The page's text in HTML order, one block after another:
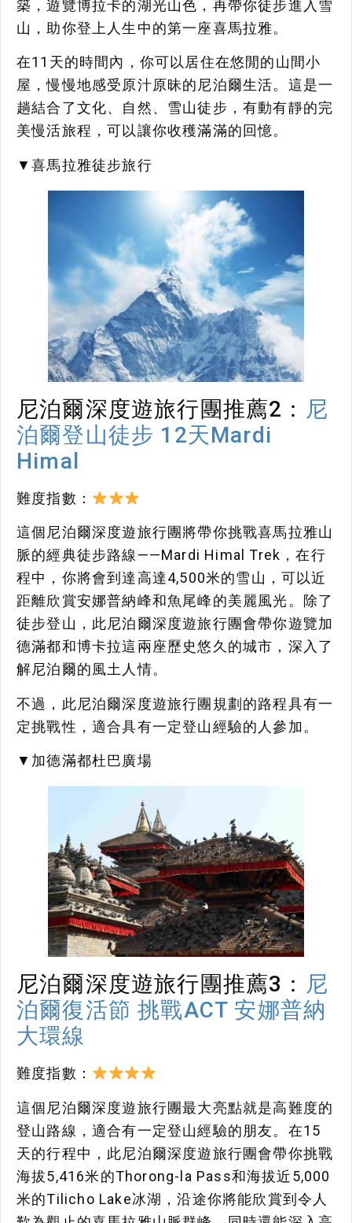
築，遊覽博拉卡的湖光山色，再帶你徒步進入雪
山，助你登上人生中的第一座喜馬拉雅。
在11天的時間內，你可以居住在悠閒的山間小
屋，慢慢地感受原汁原昧的尼泊爾生活。這是一
趟結合了文化、自然、雪山徒步，有動有靜的完
美慢活旅程，可以讓你收穫滿滿的回憶。
▼喜馬拉雅徒步旅行
尼泊爾深度遊旅行團推薦2： 尼
泊爾登山徒步 12天Mardi
Himal
難度指數：
這個尼泊爾深度遊旅行團將帶你挑戰喜馬拉雅山
脈的經典徒步路線——Mardi Himal Trek，在行
程中，你將會到達高達4,500米的雪山，可以近
距離欣賞安娜普納峰和魚尾峰的美麗風光。除了
徒步登山，此尼泊爾深度遊旅行團會帶你遊覽加
德滿都和博卡拉這兩座歷史悠久的城市，深入了
解尼泊爾的風土人情。
不過，此尼泊爾深度遊旅行團規劃的路程具有一
定挑戰性，適合具有一定登山經驗的人參加。
▼加德滿都杜巴廣場
尼泊爾深度遊旅行團推薦3： 尼
泊爾復活節 挑戰ACT 安娜普納
大環線
難度指數：
這個尼泊爾深度遊旅行團最大亮點就是高難度的
登山路線，適合有一定登山經驗的朋友。在15
天的行程中，此尼泊爾深度遊旅行團會帶你挑戰
海拔5,416米的Thorong-la Pass和海拔近5,000
米的Tilicho Lake冰湖，沿途你將能欣賞到令人